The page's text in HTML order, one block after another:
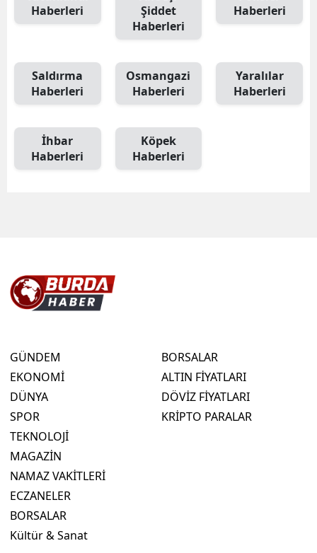
Haberleri
Şiddet
Haberleri
Haberleri
Saldırma
Haberleri
Osmangazi
Haberleri
Yaralılar
Haberleri
İhbar
Haberleri
Köpek
Haberleri
GÜNDEM
EKONOMİ
DÜNYA
SPOR
TEKNOLOJİ
MAGAZİN
NAMAZ VAKİTLERİ
ECZANELER
BORSALAR
Kültür & Sanat
BORSALAR
ALTIN FİYATLARI
DÖVİZ FİYATLARI
KRİPTO PARALAR